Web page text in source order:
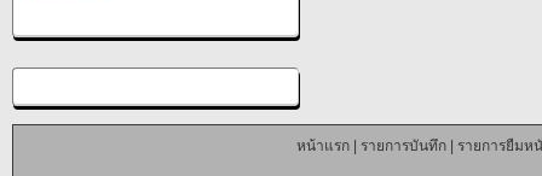
หน้าแรก| รายการบันทึก| รายการยืมห